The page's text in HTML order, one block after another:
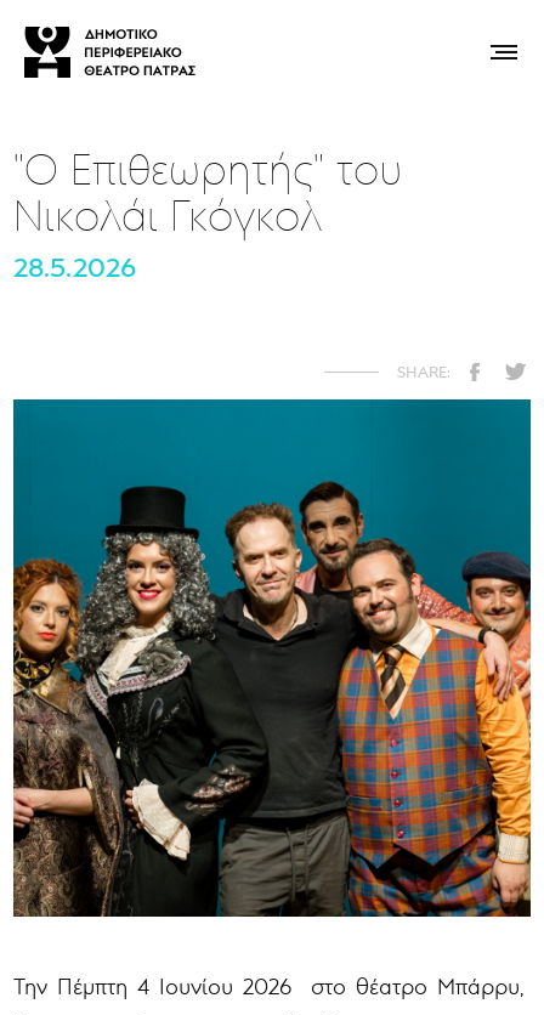
"Ο Επιθεωρητής" του
Νικολάι Γκόγκολ
28.5.2026
Την Πέμπτη 4 Ιουνίου 2026 στο θέατρο Μπάρρυ,